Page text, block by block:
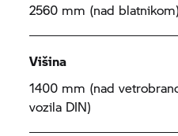
2560 mm (nad blatnikom)
Višina
1400 mm (nad
vozila DIN)